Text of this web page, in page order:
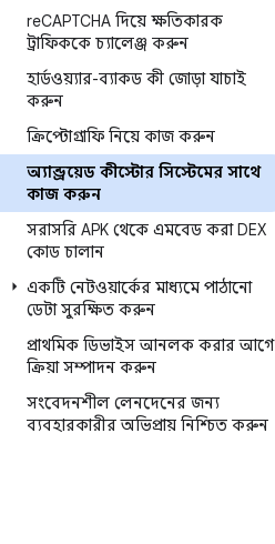
reCAPTCHA দিয়ে ক্ষতিকারক
ট্রাফিককে চ্যালেঞ্জ করুন
হার্ডওয়্যার-ব্যাকড কী জোড়া যাচাই
করুন
ক্রিপ্টোগ্রাফি নিয়ে কাজ করুন
অ্যান্ড্রয়েড কীস্টোর সিস্টেমের সাথে
কাজ করুন
সরাসরি APK থেকে এমবেড করা DEX
কোড চালান
একটি নেটওয়ার্কের মাধ্যমে পাঠানো
ডেটা সুরক্ষিত করুন
প্রাথমিক ডিভাইস আনলক করার আগে
ক্রিয়া সম্পাদন করুন
সংবেদনশীল লেনদেনের জন্য
ব্যবহারকারীর অভিপ্রায় নিশ্চিত করুন